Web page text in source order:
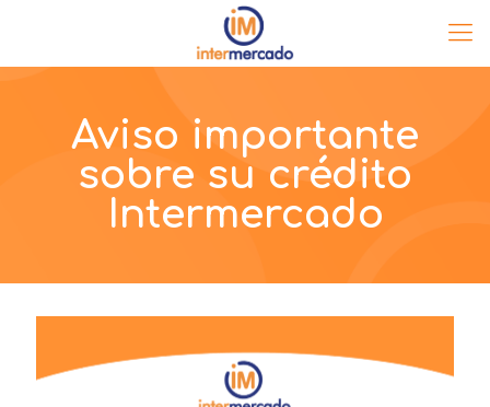
Aviso importante
sobre su crédito
Intermercado